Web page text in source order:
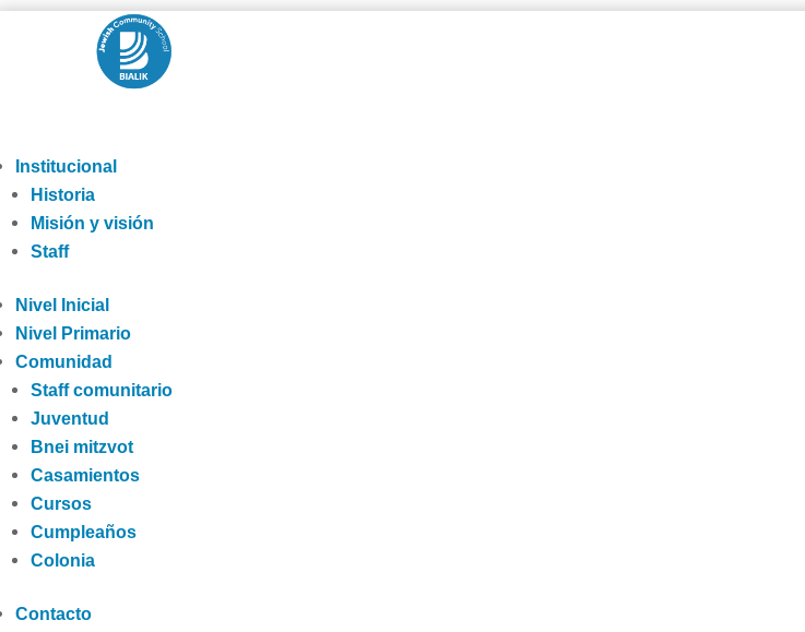
Institucional
Historia
Misión y visión
Staff
Nivel Inicial
Nivel Primario
Comunidad
Staff comunitario
Juventud
Bnei mitzvot
Casamientos
Cursos
Cumpleaños
Colonia
Contacto